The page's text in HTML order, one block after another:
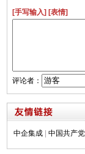
[手写输入] [表情]
评论者：
中企集成 | 中国共产